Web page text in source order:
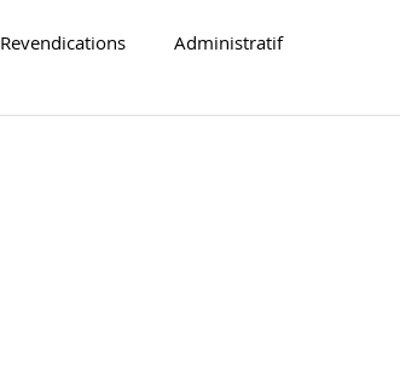
Revendications Administratif